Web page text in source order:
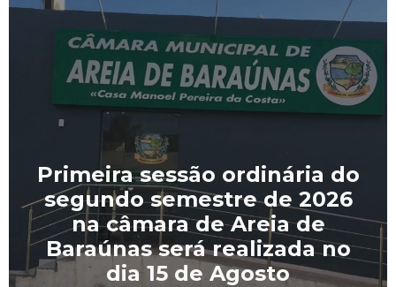
Primeira sessão ordinária do
segundo semestre de 2026
na câmara de Areia de
Baraúnas será realizada no
dia 15 de Agosto